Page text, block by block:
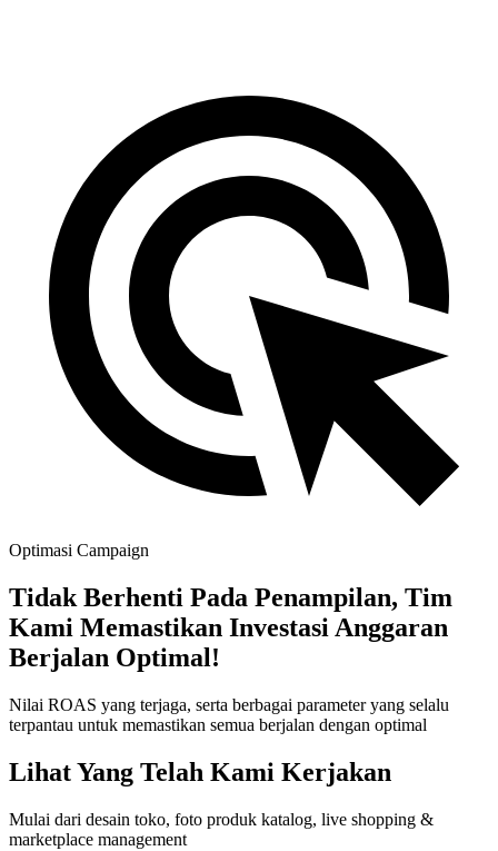
Optimasi Campaign
Tidak Berhenti Pada Penampilan, Tim
Kami Memastikan Investasi Anggaran
Berjalan Optimal!
Nilai ROAS yang terjaga, serta berbagai parameter yang selalu
terpantau untuk memastikan semua berjalan dengan optimal
Lihat Yang Telah Kami Kerjakan
Mulai dari desain toko, foto produk katalog, live shopping &
marketplace management